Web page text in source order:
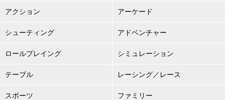
アクション アーケード
シューティング アドベンチャー
ロールプレイング シミュレーション
テーブル レーシング／レース
スポーツ ファミリー